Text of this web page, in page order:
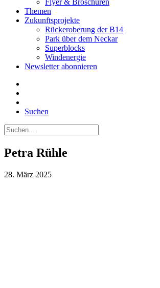
Flyer & Broschüren
Themen
Zukunftsprojekte
Rückeroberung der B14
Park über dem Neckar
Superblocks
Windenergie
Newsletter abonnieren
Suchen
Petra Rühle
28. März 2025